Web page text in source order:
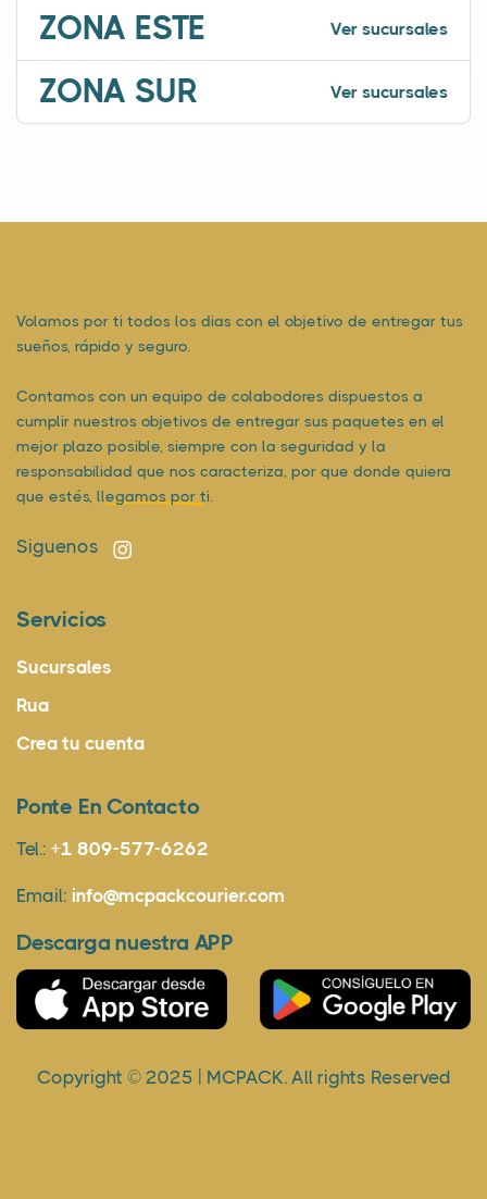
ZONA ESTE Ver sucursales
ZONA SUR Ver sucursales
Volamos por ti todos los dias con el objetivo de entregar tus
sueños, rápido y seguro.
Contamos con un equipo de colabodores dispuestos a
cumplir nuestros objetivos de entregar sus paquetes en el
mejor plazo posible, siempre con la seguridad y la
responsabilidad que nos caracteriza, por que donde quiera
que estés, llegamos por ti.
Siguenos
Servicios
Sucursales
Rua
Crea tu cuenta
Ponte En Contacto
Tel.: +1 809-577-6262
Email: info@mcpackcourier.com
Descarga nuestra APP
Copyright © 2025 | MCPACK. All rights Reserved